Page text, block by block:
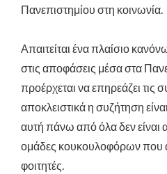
Πανεπιστημίου στη κοινωνία.
Απαιτείται ένα πλαίσιο
στις αποφάσεις μέσα στα
προέρχεται να επηρεάζει τις
αποκλειστικά η συζήτηση
αυτή πάνω από όλα δεν είναι
ομάδες κουκουλοφόρων που
φοιτητές.